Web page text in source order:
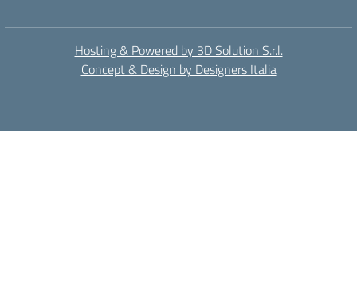
Hosting & Powered by 3D Solution S.r.l.
Concept & Design by Designers Italia